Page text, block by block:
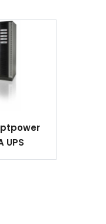
UPS